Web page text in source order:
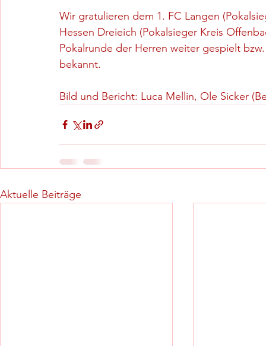
Wir gratulieren dem 1. FC Langen
Hessen Dreieich (Pokalsieger Kreis
Pokalrunde der Herren weiter gespielt
bekannt.
Bild und Bericht: Luca Mellin, Ole Sicker
Aktuelle Beiträge